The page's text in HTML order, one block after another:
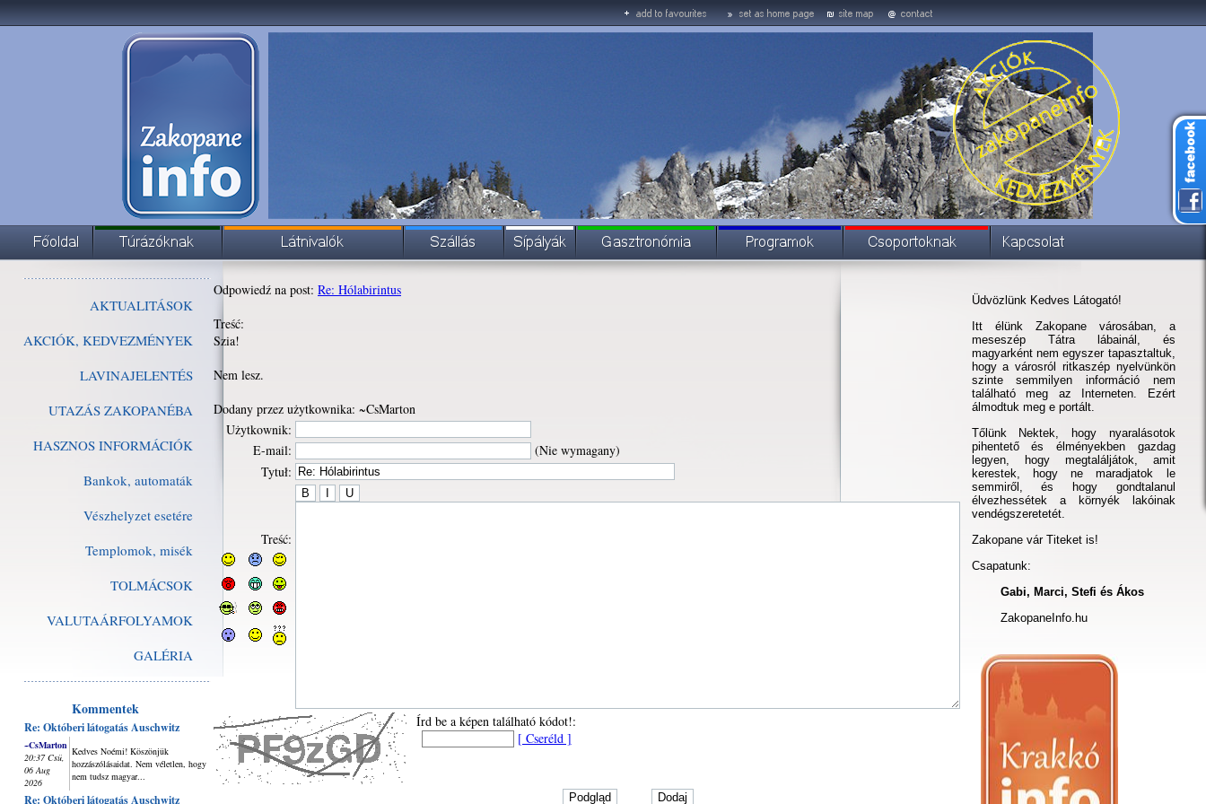
AKTUALITÁSOK
AKCIÓK, KEDVEZMÉNYEK
LAVINAJELENTÉS
UTAZÁS ZAKOPANÉBA
HASZNOS INFORMÁCIÓK
Bankok, automaták
Vészhelyzet esetére
Templomok, misék
TOLMÁCSOK
VALUTAÁRFOLYAMOK
GALÉRIA
Kommentek
Re: Októberi látogatás Auschwitz
~CsMarton
20:37 Csü,
06 Aug
2026
Kedves Noémi! Köszönjük
hozzászólásaidat. Nem véletlen, hogy
nem tudsz magyar...
Re: Októberi látogatás Auschwitz
Odpowiedź na post: Re: Hólabirintus
Treść:
Szia!
Nem lesz.
Dodany przez użytkownika: ~CsMarton
Użytkownik:
E-mail:
(Nie wymagany)
Tytuł:
Treść:
Írd be a képen található kódot!:
[ Cseréld ]
Üdvözlünk Kedves Látogató!
Itt élünk Zakopane városában, a
meseszép Tátra lábainál, és
magyarként nem egyszer tapasztaltuk,
hogy a városról ritkaszép nyelvünkön
szinte semmilyen információ nem
található meg az Interneten. Ezért
álmodtuk meg e portált.
Tőlünk Nektek, hogy nyaralásotok
pihentető és élményekben gazdag
legyen, hogy megtaláljátok, amit
kerestek, hogy ne maradjatok le
semmiről, és hogy gondtalanul
élvezhessétek a környék lakóinak
vendégszeretetét.
Zakopane vár Titeket is!
Csapatunk:
Gabi, Marci, Stefi és Ákos
ZakopaneInfo.hu